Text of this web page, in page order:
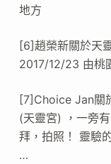
地方
[6]趙榮新關於天
2017/12/23 由桃
[7]Choice Jan關
(天靈宮) ，一旁
拜，拍照！ 靈驗
…